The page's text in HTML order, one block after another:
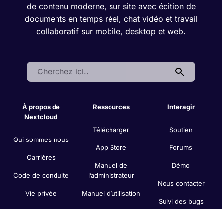
de contenu moderne, sur site avec édition de
documents en temps réel, chat vidéo et travail
collaboratif sur mobile, desktop et web.
Search:
À propos de
Nextcloud
Qui sommes nous
Carrières
Code de conduite
Vie privée
Ressources
Télécharger
App Store
Manuel de
l’administrateur
Manuel d’utilisation
Interagir
Soutien
Forums
Démo
Nous contacter
Suivi des bugs